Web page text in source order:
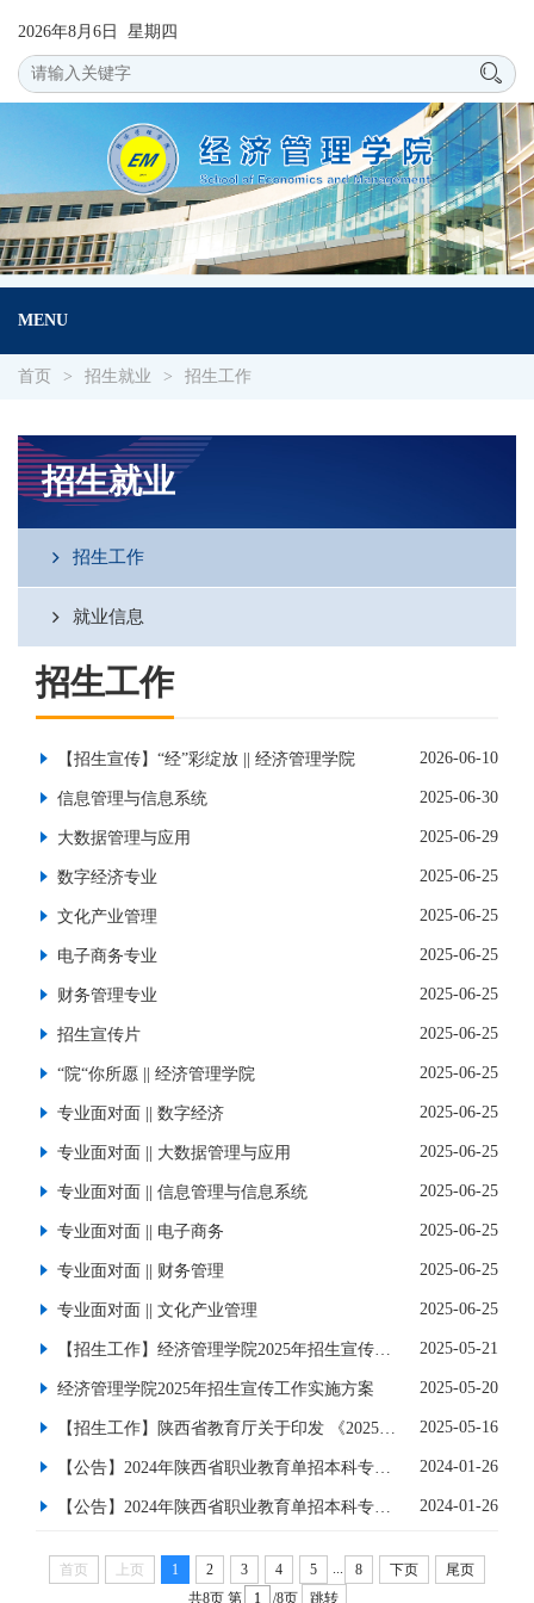
2026年8月6日 星期四
MENU
首页 > 招生就业 > 招生工作
招生就业
招生工作
就业信息
招生工作
【招生宣传】“经”彩绽放 || 经济管理学院 2026-06-10
信息管理与信息系统 2025-06-30
大数据管理与应用 2025-06-29
数字经济专业 2025-06-25
文化产业管理 2025-06-25
电子商务专业 2025-06-25
财务管理专业 2025-06-25
招生宣传片 2025-06-25
“院“你所愿 || 经济管理学院 2025-06-25
专业面对面 || 数字经济 2025-06-25
专业面对面 || 大数据管理与应用 2025-06-25
专业面对面 || 信息管理与信息系统 2025-06-25
专业面对面 || 电子商务 2025-06-25
专业面对面 || 财务管理 2025-06-25
专业面对面 || 文化产业管理 2025-06-25
【招生工作】经济管理学院2025年招生宣传工作实施方案 2025-05-21
经济管理学院2025年招生宣传工作实施方案 2025-05-20
【招生工作】陕西省教育厅关于印发 《2025年陕西省普通高校招生考试和录取工作实施方案》的通知 2025-05-16
【公告】2024年陕西省职业教育单招本科专业技能校际联考报名时间确定！ 2024-01-26
【公告】2024年陕西省职业教育单招本科专业技能校际联考报名时间确定！ 2024-01-26
首页 上页 1 2 3 4 5 8 下页
尾页
共8页 第 /8页 跳转